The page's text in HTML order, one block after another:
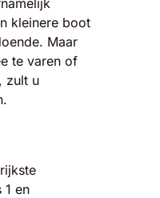
kleinere boot
Maar
te varen of
zult u
1 en